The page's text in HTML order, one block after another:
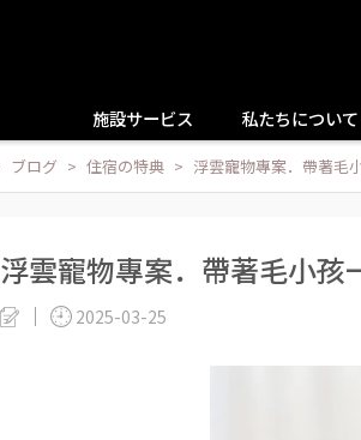
施設サービス 私たちについて
ブログ 住宿の特典 浮雲寵物專案．帶著毛
浮雲寵物專案．帶著毛小孩
2025-03-25